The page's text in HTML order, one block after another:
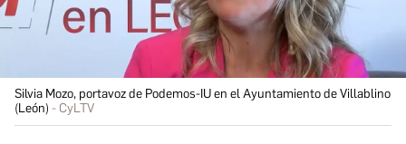
Silvia Mozo, portavoz de Podemos-IU en el Ayuntamiento de Villablino
(León)
CyLTV